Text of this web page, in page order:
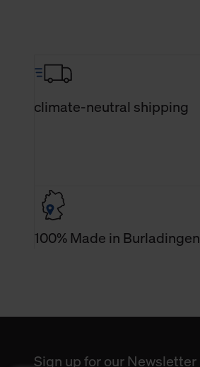
climate-neutral shipping
100% Made in Burladingen
Sign up for our Newsletter